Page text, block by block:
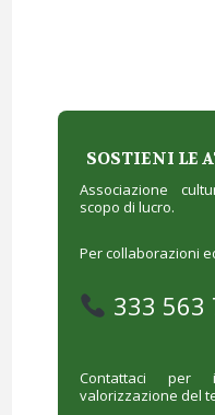
SOSTIENI LE
Associazione
scopo di lucro.
Per collaborazioni
333 563
Contattaci per
valorizzazione del